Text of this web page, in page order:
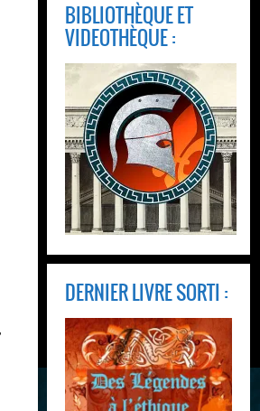
BIBLIOTHÈQUE ET
VIDEOTHÈQUE :
DERNIER LIVRE SORTI :